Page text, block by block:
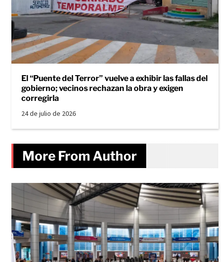
El “Puente del Terror” vuelve a exhibir las fallas del
gobierno; vecinos rechazan la obra y exigen
corregirla
24 de julio de 2026
More From Author